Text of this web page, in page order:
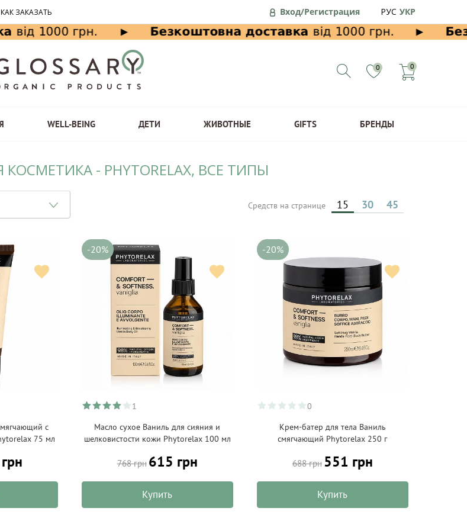
КАК ЗАКАЗАТЬ Вход/Регистрация РУС УКР
0 0
WELL-BEING ДЕТИ ЖИВОТНЫЕ GIFTS БРЕНДЫ
- PHYTORELAX, ВСЕ ТИПЫ
Средств на странице 15 30 45
с
75 мл
-20%
1
Масло сухое Ваниль для сияния и
шелковистости кожи Phytorelax 100 мл
768 грн 615 грн
Купить
-20%
0
Крем-батер для тела Ваниль
смягчающий Phytorelax 250 г
688 грн 551 грн
Купить